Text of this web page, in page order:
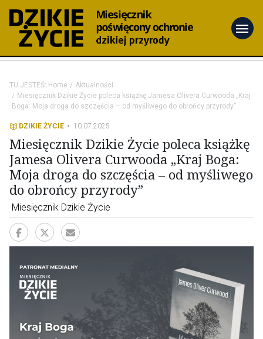
menu
TU JESTEŚ: Home
Aktualności
Miesięcznik Dzikie Życie poleca książkę Jamesa Olivera Curwooda „Kraj
Boga: Moja droga do szczęścia – od myśliwego do obrońcy przyrody”
DZIKIE ŻYCIE 10.07.2025
Miesięcznik Dzikie Życie poleca książkę
Jamesa Olivera Curwooda „Kraj Boga:
Moja droga do szczęścia – od myśliwego
do obrońcy przyrody”
Miesięcznik Dzikie Życie